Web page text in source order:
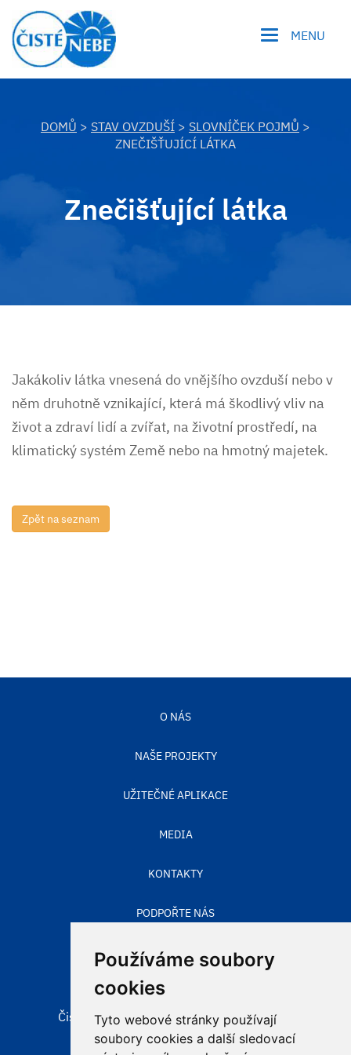
Používáme soubory
cookies
Tyto webové stránky používají
soubory cookies a další sledovací
MENU
DOMŮ > STAV OVZDUŠÍ > SLOVNÍČEK POJMŮ >
ZNEČIŠŤUJÍCÍ LÁTKA
Znečišťující látka
Jakákoliv látka vnesená do vnějšího ovzduší nebo v
něm druhotně vznikající, která má škodlivý vliv na
život a zdraví lidí a zvířat, na životní prostředí, na
klimatický systém Země nebo na hmotný majetek.
O NÁS
NAŠE PROJEKTY
UŽITEČNÉ APLIKACE
MEDIA
KONTAKTY
PODPOŘTE NÁS
STAV OVZDUŠÍ
Čisté nebe, obecně prospěšná společnost
Aleje 524/123